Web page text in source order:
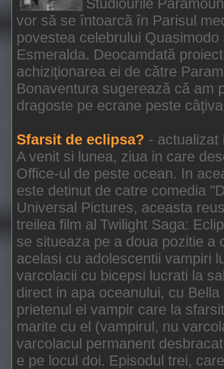
vor să se întoarcă în Parisul
povestea celebrului
Esmeralda. Deocamdată
achiziţionarea ei de către
Bonaventura sugerează că am
dragoste pe ecrane peste
Sfarsit de eclipsa? - actualizat
A venit si lunea, ziua in care
Office-ul de peste ocean. In
este detinut de catre comedia
Universal Pictures, aceasta
treilea film al Twilight Saga:
se situeaza pe a doua pozitie a
acelasi cu adolescentii vampiri
varcolacii cu bicepsi lucrati la
direct in apa oceanului, cu
prietenul ei vampir care la
marite cu el (vampirul, nu
varcolacul permanent
e pe locul doi. Episodul trei,